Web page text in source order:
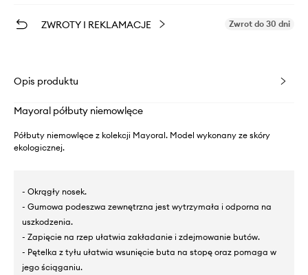
ZWROTY I REKLAMACJE Zwrot do 30 dni
Opis produktu
Mayoral półbuty niemowlęce
Półbuty niemowlęce z kolekcji Mayoral. Model wykonany ze skóry
ekologicznej.
- Okrągły nosek.
- Gumowa podeszwa zewnętrzna jest wytrzymała i odporna na
uszkodzenia.
- Zapięcie na rzep ułatwia zakładanie i zdejmowanie butów.
- Pętelka z tyłu ułatwia wsunięcie buta na stopę oraz pomaga w
jego ściąganiu.